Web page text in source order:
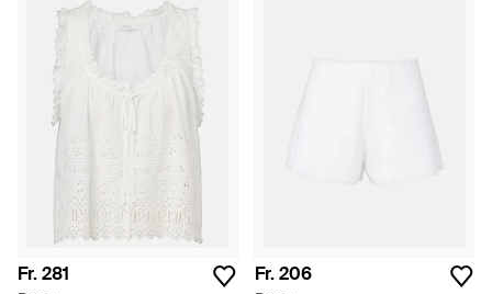
Fr. 281 Fr. 206